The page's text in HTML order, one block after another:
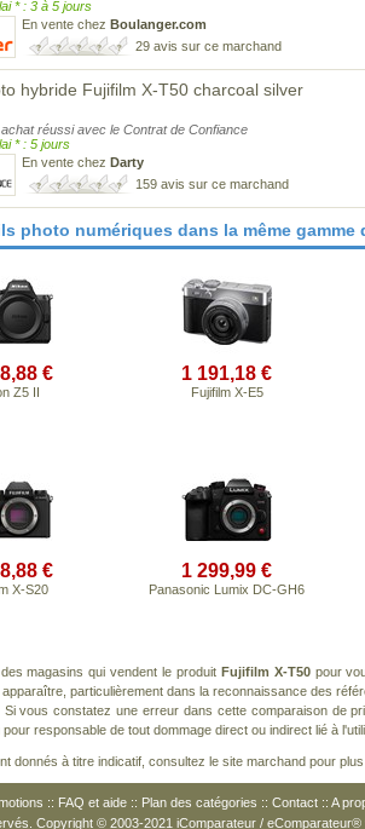
* : 3 à 5 jours
En vente chez Boulanger.com
29 avis sur ce marchand
hybride Fujifilm X-T50 charcoal silver
réussi avec le Contrat de Confiance
* : 5 jours
En vente chez Darty
159 avis sur ce marchand
photo numériques dans la même gamme
€
Z5 II
1 191,18 €
Fujifilm X-E5
€
X-S20
1 299,99 €
Panasonic Lumix DC-GH6
magasins qui vendent le produit Fujifilm X-T50pour
particulièrement dans la reconnaissance des
Si vous constatez une erreur dans cette comparaison de
responsable de tout dommage direct ou indirect lié à
donnés à titre indicatif, consultez le site marchand pour plus
:: FAQ et aide :: Plan des catégories :: Contact :: A
Copyright © 2003-2021 iComparateur / eComparateur®